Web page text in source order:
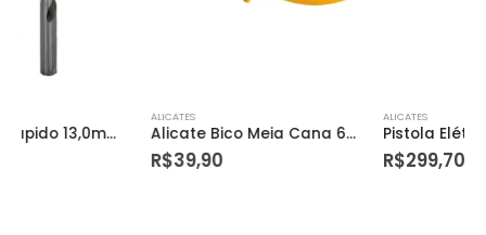
Alicate Bico Meia Cana 6” 1000v Amarelo Pistola Elétrica para Pintura Pev 400 400w 220v – Vonder